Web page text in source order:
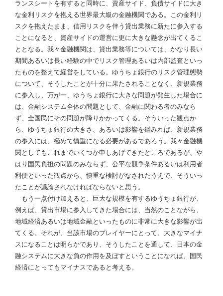
ランスシートを有すると同時に、資産サイド、負債サイドに大き
な金利リスクを抱える世界最大級の金融機関である。この金利リ
スクを抱えたまま、信用リスクを伴う貸出業務に新たに参入する
ことになると、資産サイドの運営に更に大きな懸念が出てくるこ
ととなる。我々金融機関は、貸出業務等については、かなり長い
期間あるいは長い経験の中でリスク管理あるいは内部監査といっ
たものを整えて経営をしている。ゆうちょ銀行のリスク管理態勢
について、そうしたことが十分に果たされることなく、新規業務
に参入し、万が一、ゆうちょ銀行に大きな問題が発生した場合に
は、金融システム全体の問題として、金融に関わる者のみなら
ず、全国民にその問題が降りかかってくる。そういった観点か
ら、ゆうちょ銀行の大きさ、あるいは影響を鑑みれば、新規業務
の参入には、極めて慎重になる必要があるであろう。我々金融機
関としてもこれまでいくつか申しあげてきたところであるが、や
はり国民負担の問題のみならず、公平な競争条件あるいは利用者
利便といった観点から、慎重な検討がなされたうえで、そういっ
たことが議論されなければならないと思う。
もう一点付け加えると、巨大な規模を有するゆうちょ銀行が、
例えば、貸出市場に参入してきた場合には、当然のことながら、
地域経済あるいは地域金融といったものに非常に大きな影響が出
てくる。それが、当該市場のプレイヤーにとって、大きなマイナ
スになることは明らかであり、そうしたことを通して、日本の金
融システムに大きな負の作用を及ぼすということになれば、国民
経済にとってもマイナスであると考える。